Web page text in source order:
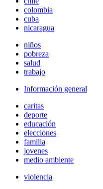
colombia
cuba
nicaragua
niños
pobreza
salud
trabajo
Información general
caritas
deporte
educación
elecciones
familia
jovenes
medio ambiente
violencia